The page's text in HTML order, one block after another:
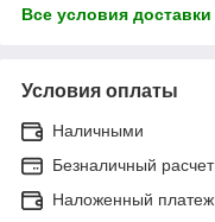
Все условия доставки
Условия оплаты
Наличными
Безналичный расчет
Наложенный платеж